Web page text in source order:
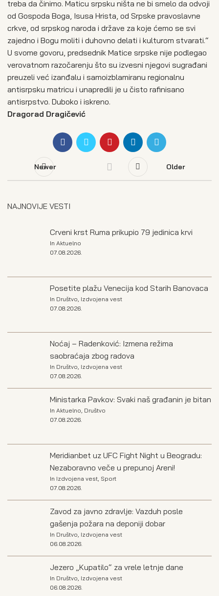
treba da činimo. Maticu srpsku ništa ne bi smelo da odvoji
od Gospoda Boga, Isusa Hrista, od Srpske pravoslavne
crkve, od srpskog naroda i države za koje ćemo se svi
zajedno i Bogu moliti i duhovno delati i kulturom stvarati.“
U svome govoru, predsednik Matice srpske nije podlegao
verovatnom razočarenju što su izvesni njegovi sugrađani
preuzeli već izanđalu i samoizblamiranu regionalnu
antisrpsku matricu i unapredili je u čisto rafinisano
antisrpstvo. Duboko i iskreno.
Dragorad Dragičević
Newer Older
NAJNOVIJE VESTI
Crveni krst Ruma prikupio 79 jedinica krvi
In Aktuelno
07.08.2026.
Posetite plažu Venecija kod Starih Banovaca
In Društvo Izdvojena vest
07.08.2026.
Noćaj – Radenković: Izmena režima
saobraćaja zbog radova
In Društvo, Izdvojena vest
07.08.2026.
Ministarka Pavkov: Svaki naš građanin je bitan
In Aktuelno, Društvo
07.08.2026.
Meridianbet uz UFC Fight Night u Beogradu:
Nezaboravno veče u prepunoj Areni!
In Izdvojena vest, Sport
07.08.2026.
Zavod za javno zdravlje: Vazduh posle
gašenja požara na deponiji dobar
In Društvo Izdvojena vest
06.08.2026.
Jezero „Kupatilo“ za vrele letnje dane
In Društvo Izdvojena vest
06.08.2026.